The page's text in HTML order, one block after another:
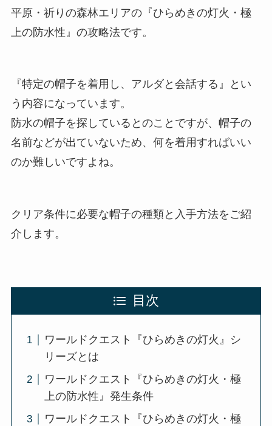
平原・祈りの森林エリアの『ひらめきの灯火・極
上の防水性』の攻略法です。
『特定の帽子を着用し、アルダと会話する』とい
う内容になっています。
防水の帽子を探しているとのことですが、帽子の
名前などが出ていないため、何を着用すればいい
のか難しいですよね。
クリア条件に必要な帽子の種類と入手方法をご紹
介します。
目次
ワールドクエスト『ひらめきの灯火』シ
リーズとは
ワールドクエスト『ひらめきの灯火・極
上の防水性』発生条件
ワールドクエスト『ひらめきの灯火・極